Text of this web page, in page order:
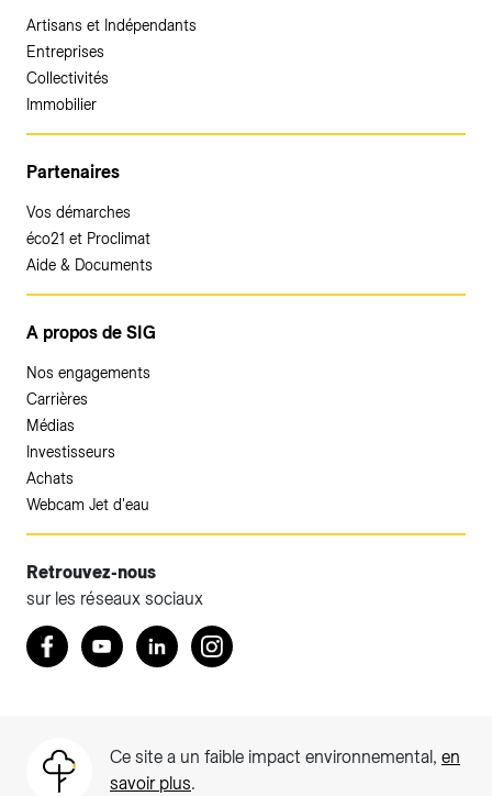
Artisans et Indépendants
Entreprises
Collectivités
Immobilier
Partenaires
Vos démarches
éco21 et Proclimat
Aide & Documents
A propos de SIG
Nos engagements
Carrières
Médias
Investisseurs
Achats
Webcam Jet d'eau
Retrouvez-nous
sur les réseaux sociaux
Retrouvez nous sur Facebook
YoutubeLinkedInInstagram
Ce site a un faible impact environnemental, en
savoir plus.